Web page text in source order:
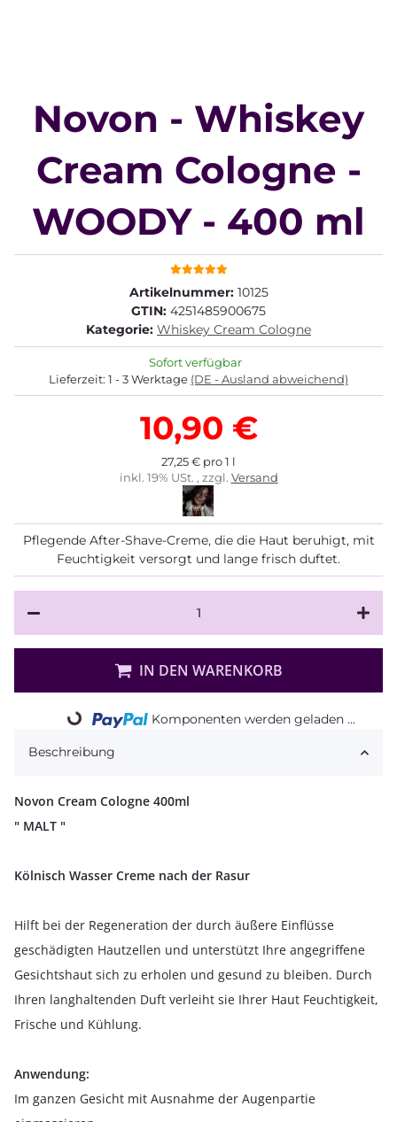
Novon - Whiskey
Cream Cologne -
WOODY - 400 ml
Artikelnummer: 10125
GTIN: 4251485900675
Kategorie: Whiskey Cream Cologne
Sofort verfügbar
Lieferzeit: 1 - 3 Werktage (DE - Ausland abweichend)
10,90 €
27,25 € pro 1 l
inkl. 19% USt. , zzgl. Versand
Pflegende After-Shave-Creme, die die Haut beruhigt, mit
Feuchtigkeit versorgt und lange frisch duftet.
IN DEN WARENKORB
Loading... Komponenten werden geladen ...
Beschreibung
Novon Cream Cologne 400ml
" MALT "
Kölnisch Wasser Creme nach der Rasur
Hilft bei der Regeneration der durch äußere Einflüsse
geschädigten Hautzellen und unterstützt Ihre angegriffene
Gesichtshaut sich zu erholen und gesund zu bleiben. Durch
Ihren langhaltenden Duft verleiht sie Ihrer Haut Feuchtigkeit,
Frische und Kühlung.
Anwendung:
Im ganzen Gesicht mit Ausnahme der Augenpartie